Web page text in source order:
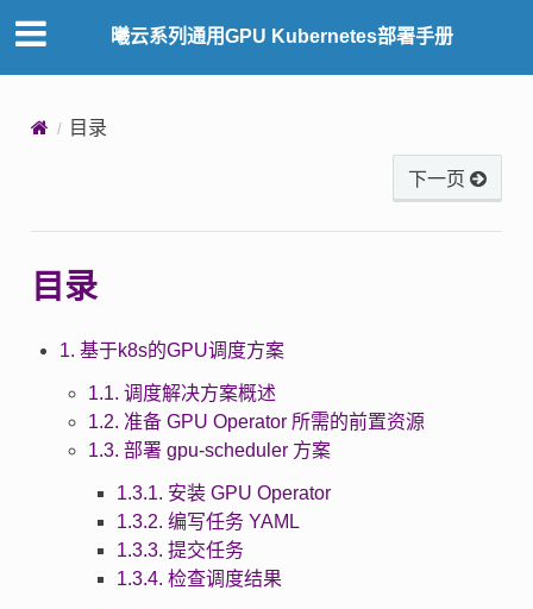
曦云系列通用GPU Kubernetes部署手册
目录
下一页
目录
1. 基于k8s的GPU调度方案
1.1. 调度解决方案概述
1.2. 准备 GPU Operator 所需的前置资源
1.3. 部署 gpu-scheduler 方案
1.3.1. 安装 GPU Operator
1.3.2. 编写任务 YAML
1.3.3. 提交任务
1.3.4. 检查调度结果